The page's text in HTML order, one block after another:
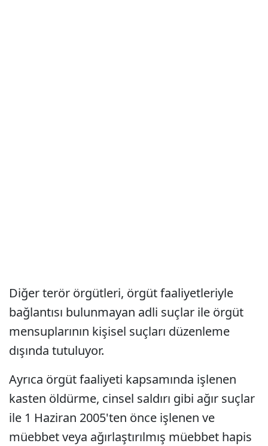
Diğer terör örgütleri, örgüt faaliyetleriyle
bağlantısı bulunmayan adli suçlar ile örgüt
mensuplarının kişisel suçları düzenleme
dışında tutuluyor.
Ayrıca örgüt faaliyeti kapsamında işlenen
kasten öldürme, cinsel saldırı gibi ağır suçlar
ile 1 Haziran 2005'ten önce işlenen ve
müebbet veya ağırlaştırılmış müebbet hapis